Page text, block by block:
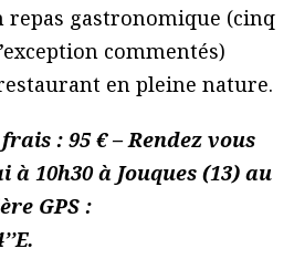
repas gastronomique (cinq
commentés)
en pleine nature.
: 95 € – Rendez vous
à 10h30 à Jouques (13) au
GPS :